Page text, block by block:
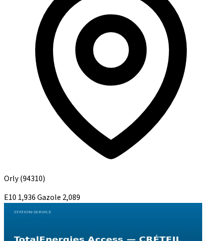
Orly(94310)
E10 1,936Gazole 2,089